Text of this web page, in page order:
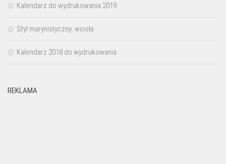
Kalendarz do wydrukowania 2019
Styl marynistyczny: wiosła
Kalendarz 2018 do wydrukowania
REKLAMA